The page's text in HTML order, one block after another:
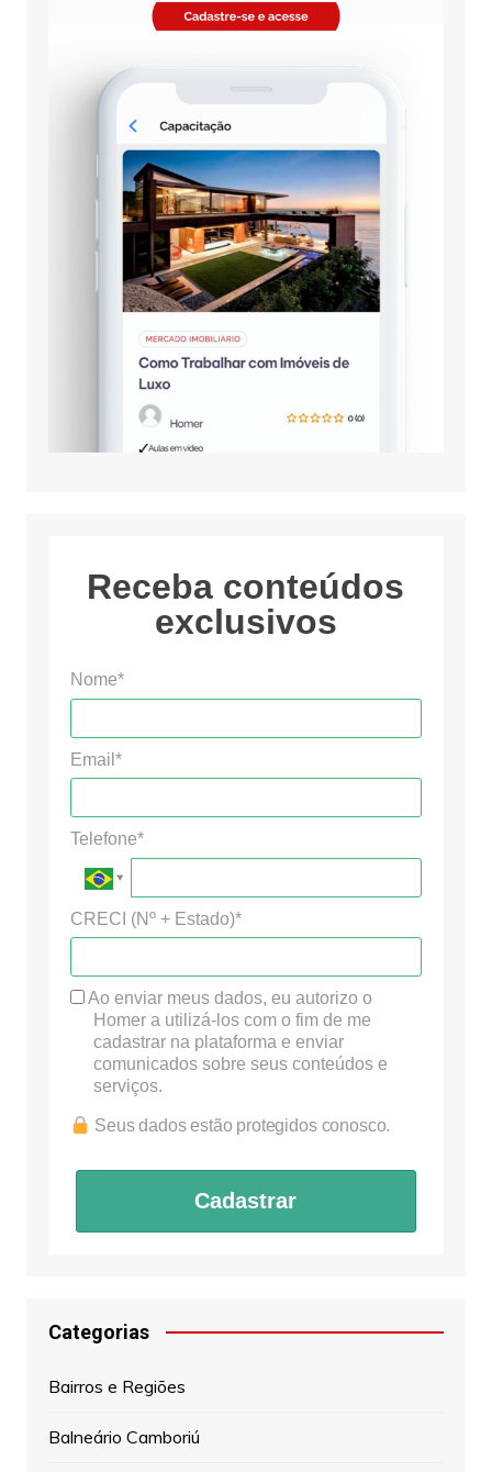
Receba conteúdos
exclusivos
Nome*
Email*
Telefone*
CRECI (Nº + Estado)*
Ao enviar meus dados, eu autorizo o
Homer a utilizá-los com o fim de me
cadastrar na plataforma e enviar
comunicados sobre seus conteúdos e
serviços.
Seus dados estão protegidos conosco.
Cadastrar
Categorias
Bairros e Regiões
Balneário Camboriú